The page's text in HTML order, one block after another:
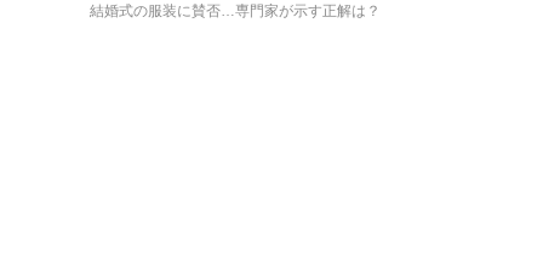
結婚式の服装に賛否…専門家が示す正解は？